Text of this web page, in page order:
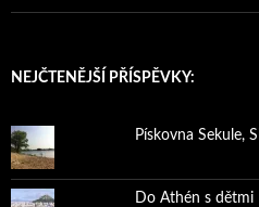
NEJČTENĚJŠÍ PŘÍSPĚVKY:
Pískovna Sekule,
Do Athén s dětmi